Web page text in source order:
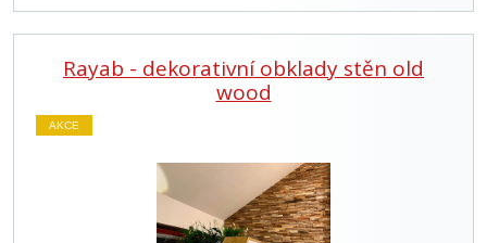
Rayab - dekorativní obklady stěn old
wood
AKCE